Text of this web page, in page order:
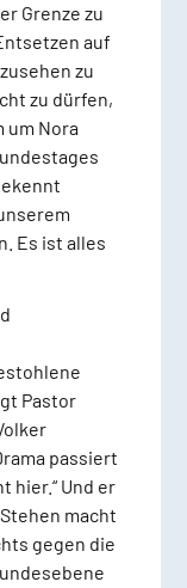
Grenze zu
auf
zu
zu dürfen,
um Nora
Es ist alles
Pastor
passiert
hier.“ Und er
macht
gegen die